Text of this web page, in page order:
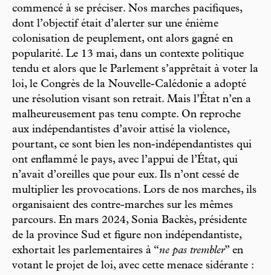
commencé à se préciser. Nos marches pacifiques,
dont l’objectif était d’alerter sur une énième
colonisation de peuplement, ont alors gagné en
popularité. Le 13 mai, dans un contexte politique
tendu et alors que le Parlement s’apprêtait à voter la
loi, le Congrès de la Nouvelle-Calédonie a adopté
une résolution visant son retrait. Mais l’État n’en a
malheureusement pas tenu compte. On reproche
aux indépendantistes d’avoir attisé la violence,
pourtant, ce sont bien les non-indépendantistes qui
ont enflammé le pays, avec l’appui de l’État, qui
n’avait d’oreilles que pour eux. Ils n’ont cessé de
multiplier les provocations. Lors de nos marches, ils
organisaient des contre-marches sur les mêmes
parcours. En mars 2024, Sonia Backès, présidente
de la province Sud et figure non indépendantiste,
exhortait les parlementaires à “ne pas trembler” en
votant le projet de loi, avec cette menace sidérante :